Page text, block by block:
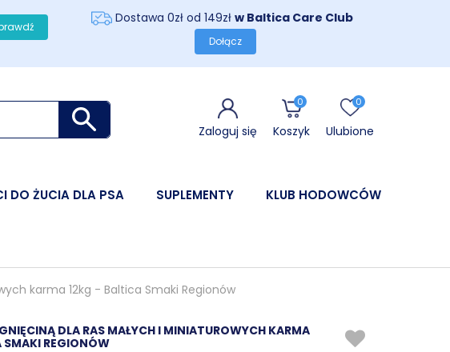
Dostawa 0zł od 149zł w Baltica Care Club
Dołącz
Zaloguj się
0
Koszyk
0
Ulubione
DO ŻUCIA DLA PSA SUPLEMENTY KLUB HODOWCÓW
karma 12kg - Baltica Smaki Regionów
DLA RAS MAŁYCH I MINIATUROWYCH KARMA
REGIONÓW